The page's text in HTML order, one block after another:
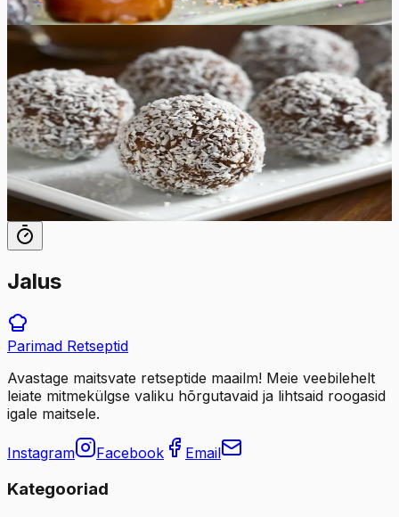
10tk
Lihtne
Rummipallid
Tuntud rummipallid koosnevad vaid neljast lihtsast
koostisosast ja neid on äärmiselt lihtne valmistada. Neid
ei pea küpsetama ning säilivad külmikus kuni nädala.
20min
tk
Jalus
Parimad Retseptid
Avastage maitsvate retseptide maailm! Meie veebilehelt
leiate mitmekülgse valiku hõrgutavaid ja lihtsaid roogasid
igale maitsele.
Instagram Facebook Email
Kategooriad